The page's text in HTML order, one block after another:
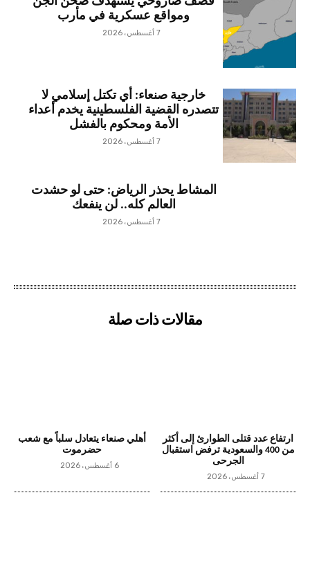
ومواقع عسكرية في مأرب
7 أغسطس، 2026
خارجية صنعاء: أي تكتل إسلامي لا
تتصدره القضية الفلسطينية يخدم أعداء
الأمة ومحكوم بالفشل
7 أغسطس، 2026
المشاط يحذر الرياض: حتى لو حشدت
العالم كله.. لن ينفعك
7 أغسطس، 2026
مقالات ذات صلة
ارتفاع عدد قتلى الطوارئ إلى أكثر
من 400 والسعودية ترفض استقبال
الجرحى
7 أغسطس، 2026
أهلي صنعاء يتعادل سلباً مع شعب
حضرموت
6 أغسطس، 2026